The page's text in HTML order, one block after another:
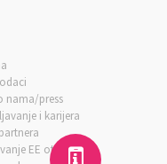
nama/press
i karijera
EE otpada